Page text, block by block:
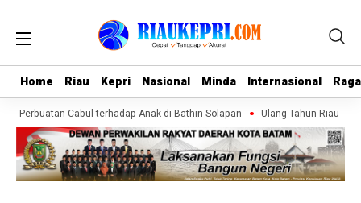
Home Riau Kepri Nasional Minda Internasional
Home Riau Kepri Nasional Minda Internasional
Perbuatan Cabul terhadap Anak di Bathin Solapan Ulang Tahun Riau di